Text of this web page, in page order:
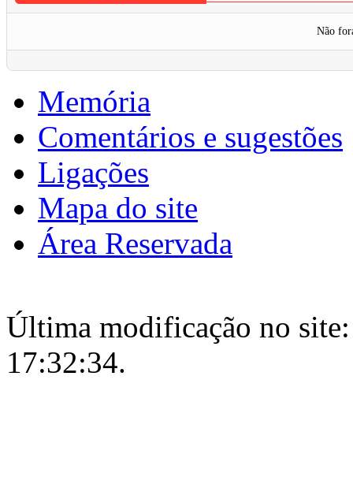
Não
Memória
Comentários e sugestões
Ligações
Mapa do site
Área Reservada
Última modificação no
17:32:34.